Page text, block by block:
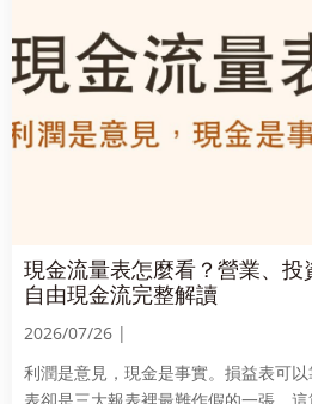
現金流量表怎麼看？營業、
自由現金流完整解讀
2026/07/26 |
利潤是意見，現金是事實。損益表可